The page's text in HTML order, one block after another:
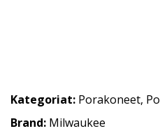
Kategoriat: Porakoneet,
Brand: Milwaukee